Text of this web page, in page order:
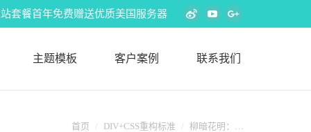
站套餐首年免费赠送优质美国服务器
WeiboYouTubeGoogle+
主题模板 客户案例 联系我们
您在这里：
首页 DIV+CSS重构标准 柳暗花明：…